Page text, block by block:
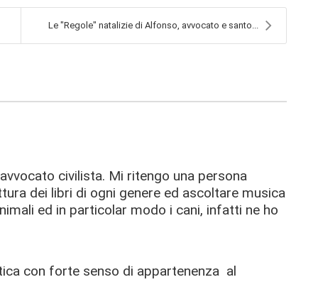
Le "Regole" natalizie di Alfonso, avvocato e santo...
civilista. Mi ritengo una persona
dei libri di ogni genere ed ascoltare musica
ed in particolar modo i cani, infatti ne ho
con forte senso di appartenenza al